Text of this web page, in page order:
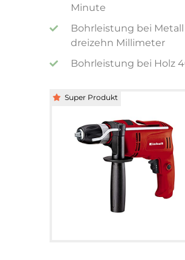
Minute
Bohrleistung bei
dreizehn Millimeter
Bohrleistung bei Holz
Super Produkt